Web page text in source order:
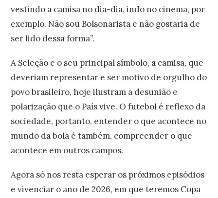
vestindo a camisa no dia-dia, indo no cinema, por
exemplo. Não sou Bolsonarista e não gostaria de
ser lido dessa forma”.
A Seleção e o seu principal símbolo, a camisa, que
deveriam representar e ser motivo de orgulho do
povo brasileiro, hoje ilustram a desunião e
polarização que o País vive. O futebol é reflexo da
sociedade, portanto, entender o que acontece no
mundo da bola é também, compreender o que
acontece em outros campos.
Agora só nos resta esperar os próximos episódios
e vivenciar o ano de 2026, em que teremos Copa